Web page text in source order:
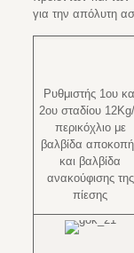
για την απόλυτη
Ρυθμιστής 1ου
2ου σταδίου
περικόχλιο με
βαλβίδα
και βαλβίδα
ανακούφισης της
πίεσης